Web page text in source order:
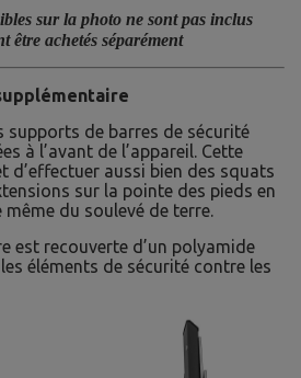
sur la photo ne sont pas inclus
être achetés séparément
supports de barres de sécurité
à l’avant de l’appareil. Cette
d’effectuer aussi bien des squats
sur la pointe des pieds en
du soulevé de terre.
est recouverte d’un polyamide
éléments de sécurité contre les